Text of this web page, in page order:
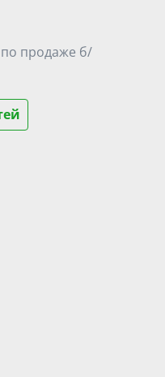
продаже б/